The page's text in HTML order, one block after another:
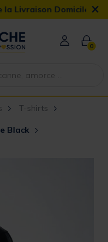
offerte dès 90€ ×
0
T-shirts
Black